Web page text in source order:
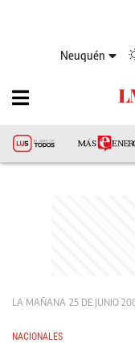
Neuquén
LA MAÑANA 25 DE JUNIO
NACIONALES